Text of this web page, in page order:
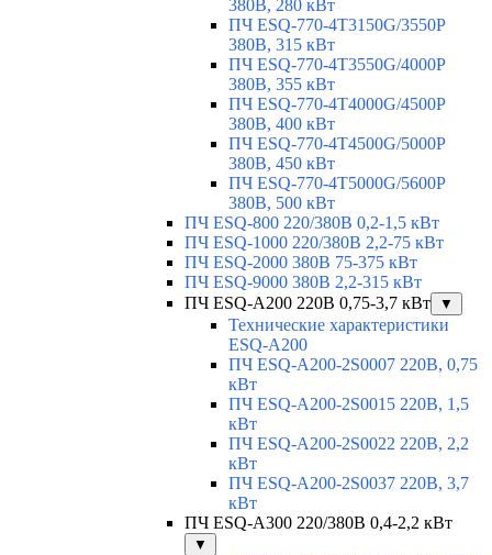
380В, 280 кВт
ПЧ ESQ-770-4T3150G/3550P
380В, 315 кВт
ПЧ ESQ-770-4T3550G/4000P
380В, 355 кВт
ПЧ ESQ-770-4T4000G/4500P
380В, 400 кВт
ПЧ ESQ-770-4T4500G/5000P
380В, 450 кВт
ПЧ ESQ-770-4T5000G/5600P
380В, 500 кВт
ПЧ ESQ-800 220/380В 0,2-1,5 кВт
ПЧ ESQ-1000 220/380В 2,2-75 кВт
ПЧ ESQ-2000 380В 75-375 кВт
ПЧ ESQ-9000 380В 2,2-315 кВт
ПЧ ESQ-A200 220В 0,75-3,7 кВт
▼
Технические характеристики
ESQ-A200
ПЧ ESQ-A200-2S0007 220В, 0,75
кВт
ПЧ ESQ-A200-2S0015 220В, 1,5
кВт
ПЧ ESQ-A200-2S0022 220В, 2,2
кВт
ПЧ ESQ-A200-2S0037 220В, 3,7
кВт
ПЧ ESQ-A300 220/380В 0,4-2,2 кВт
▼